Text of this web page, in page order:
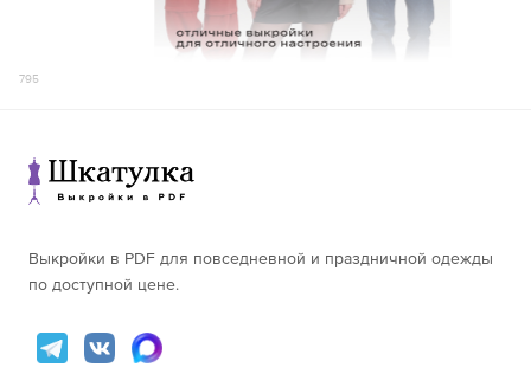
795
Выкройки в PDF для повседневной и праздничной одежды
по доступной цене.